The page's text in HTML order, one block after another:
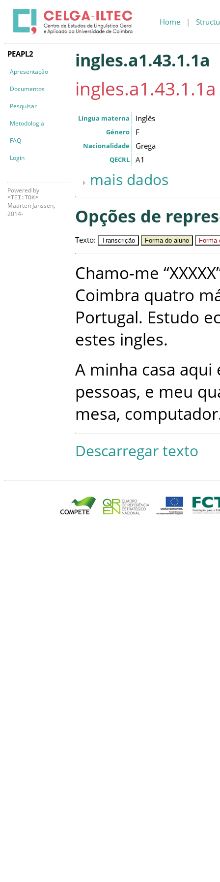
Home |
PEAPL2
Apresentação
Documentos
Pesquisar
Metodologia
FAQ
Login
Powered by
<TEI:TOK>
Maarten Janssen,
2014-
ingles.a1.43.1.1a
ingles.a1.43.1.1a
Língua materna Inglês
Género F
Nacionalidade Grega
QECRL A1
mais dados
Opções de
Texto: Transcrição Forma do aluno Forma
Chamo-me “XXXXX
Coimbra quatro
Portugal. Estudo
estes ingles.
A minha casa aqui
pessoas, e meu
mesa, computador
Descarregar texto